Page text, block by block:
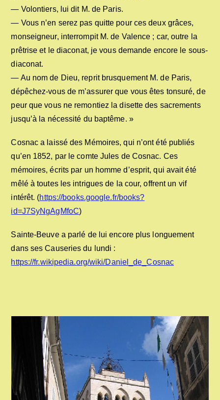
— Volontiers, lui dit M. de Paris.
— Vous n’en serez pas quitte pour ces deux grâces,
monseigneur, interrompit M. de Valence ; car, outre la
prêtrise et le diaconat, je vous demande encore le sous-
diaconat.
— Au nom de Dieu, reprit brusquement M. de Paris,
dépêchez-vous de m’assurer que vous êtes tonsuré, de
peur que vous ne remontiez la disette des sacrements
jusqu’à la nécessité du baptême. »
Cosnac a laissé des Mémoires, qui n’ont été publiés
qu’en 1852, par le comte Jules de Cosnac. Ces
mémoires, écrits par un homme d’esprit, qui avait été
mêlé à toutes les intrigues de la cour, offrent un vif
intérêt. (https://books.google.fr/books?
id=J7SyNgAgMfoC)
Sainte-Beuve a parlé de lui encore plus longuement
dans ses Causeries du lundi :
https://fr.wikipedia.org/wiki/Daniel_de_Cosnac